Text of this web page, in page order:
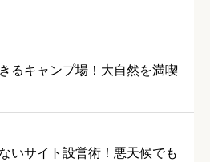
るキャンプ場！大自然を満喫
いサイト設営術！悪天候でも